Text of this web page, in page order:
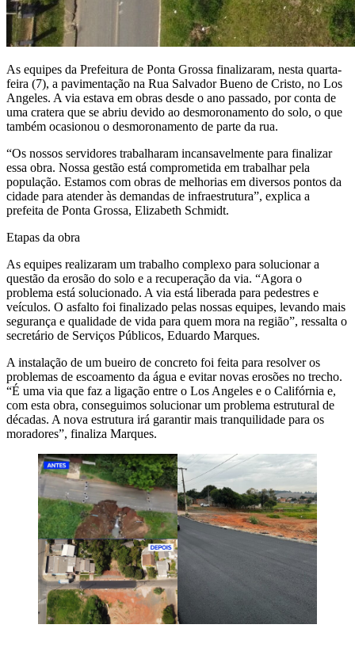
As equipes da Prefeitura de Ponta Grossa finalizaram, nesta quarta-
feira (7), a pavimentação na Rua Salvador Bueno de Cristo, no Los
Angeles. A via estava em obras desde o ano passado, por conta de
uma cratera que se abriu devido ao desmoronamento do solo, o que
também ocasionou o desmoronamento de parte da rua.
“Os nossos servidores trabalharam incansavelmente para finalizar
essa obra. Nossa gestão está comprometida em trabalhar pela
população. Estamos com obras de melhorias em diversos pontos da
cidade para atender às demandas de infraestrutura”, explica a
prefeita de Ponta Grossa, Elizabeth Schmidt.
Etapas da obra
As equipes realizaram um trabalho complexo para solucionar a
questão da erosão do solo e a recuperação da via. “Agora o
problema está solucionado. A via está liberada para pedestres e
veículos. O asfalto foi finalizado pelas nossas equipes, levando mais
segurança e qualidade de vida para quem mora na região”, ressalta o
secretário de Serviços Públicos, Eduardo Marques.
A instalação de um bueiro de concreto foi feita para resolver os
problemas de escoamento da água e evitar novas erosões no trecho.
“É uma via que faz a ligação entre o Los Angeles e o Califórnia e,
com esta obra, conseguimos solucionar um problema estrutural de
décadas. A nova estrutura irá garantir mais tranquilidade para os
moradores”, finaliza Marques.